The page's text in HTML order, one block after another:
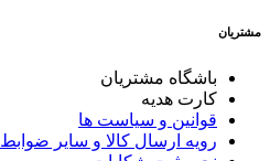
مشتریان
باشگاه مشتریان
کارت هدیه
قوانین و سیاست ها
رویه ارسال کالا و سایر ضوابط